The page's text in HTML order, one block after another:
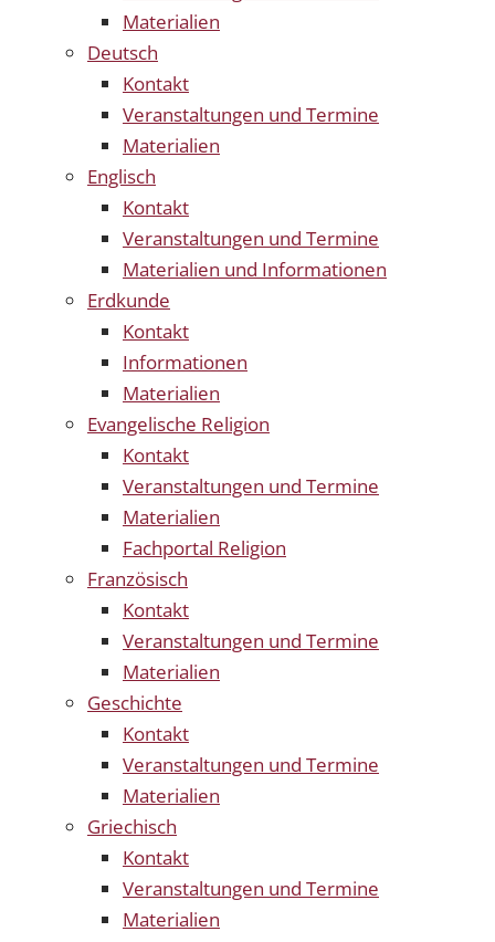
Materialien
Deutsch
Kontakt
Veranstaltungen und Termine
Materialien
Englisch
Kontakt
Veranstaltungen und Termine
Materialien und Informationen
Erdkunde
Kontakt
Informationen
Materialien
Evangelische Religion
Kontakt
Veranstaltungen und Termine
Materialien
Fachportal Religion
Französisch
Kontakt
Veranstaltungen und Termine
Materialien
Geschichte
Kontakt
Veranstaltungen und Termine
Materialien
Griechisch
Kontakt
Veranstaltungen und Termine
Materialien